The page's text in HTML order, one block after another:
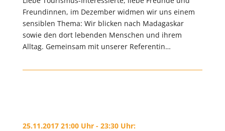
Freundinnen, im Dezember widmen wir uns einem
sensiblen Thema: Wir blicken nach Madagaskar
sowie den dort lebenden Menschen und ihrem
Alltag. Gemeinsam mit unserer Referentin…
25.11.2017 21:00 Uhr - 23:30 Uhr: